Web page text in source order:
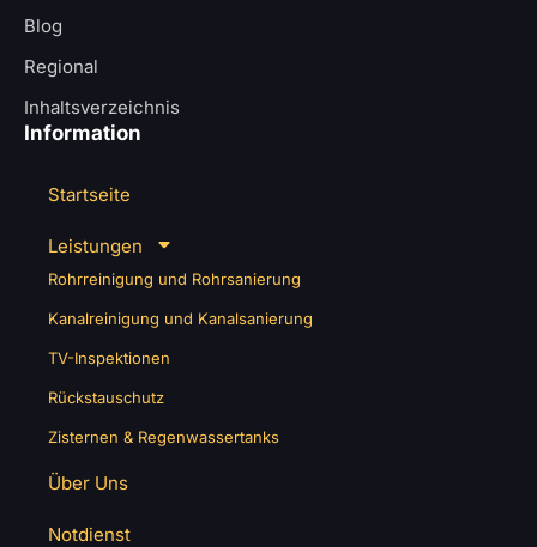
Blog
Regional
Inhaltsverzeichnis
Information
Startseite
Leistungen
Rohrreinigung und Rohrsanierung
Kanalreinigung und Kanalsanierung
TV-Inspektionen
Rückstauschutz
Zisternen & Regenwassertanks
Über Uns
Notdienst